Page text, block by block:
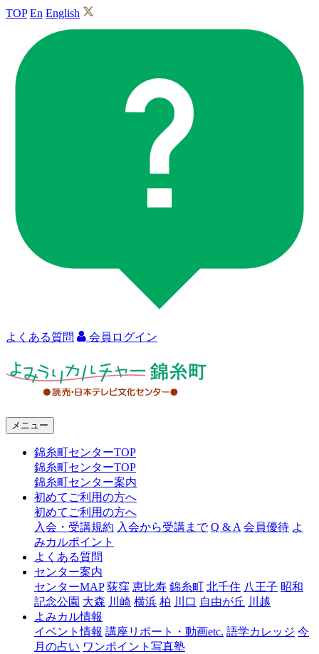
TOP En English
よくある質問 会員ログイン
ャ
糸
メニュー
錦糸町センターTOP
錦糸町センターTOP
錦糸町センター案内
初めてご利用の方へ
初めてご利用の方へ
入会・受講規約 入会から受講まで Q & A 会員優待 よ
みカルポイント
よくある質問
センター案内
センターMAP 荻窪 恵比寿 錦糸町 北千住 八王子 昭和
記念公園 大森 川崎 横浜 柏 川口 自由が丘 川越
よみカル情報
イベント情報 講座リポート・動画etc. 語学カレッジ 今
月の占い ワンポイント写真塾